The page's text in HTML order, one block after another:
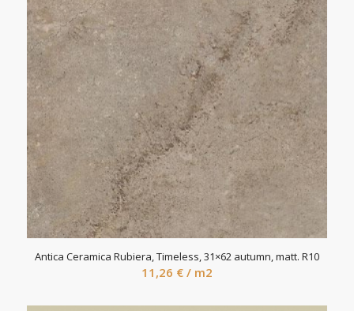
Antica Ceramica Rubiera, Timeless, 31×62 autumn, matt. R10
11,26 € / m2